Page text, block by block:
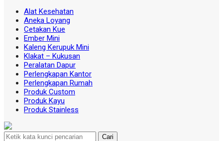
Alat Kesehatan
Aneka Loyang
Cetakan Kue
Ember Mini
Kaleng Kerupuk Mini
Klakat – Kukusan
Peralatan Dapur
Perlengkapan Kantor
Perlengkapan Rumah
Produk Custom
Produk Kayu
Produk Stainless
Cari